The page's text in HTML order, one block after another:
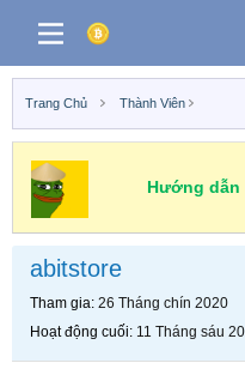
Trang Chủ Thành Viên
Hướng dẫn
abitstore
Tham gia 26 Tháng chín 2020
Hoạt động cuối 11 Tháng sáu